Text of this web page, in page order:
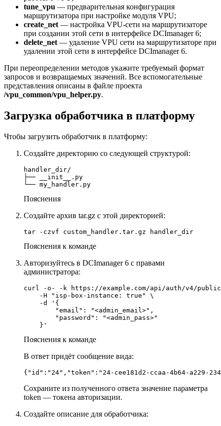
tune_vpu — предварительная конфигурация
маршрутизатора при настройке модуля VPU;
create_net — настройка VPU-сети на маршрутизаторе
при создании этой сети в интерфейсе DCImanager 6;
delete_net — удаление VPU сети на маршрутизаторе при
удалении этой сети в интерфейсе DCImanager 6.
При переопределении методов укажите требуемый формат
запросов и возвращаемых значений. Все вспомогательные
представления описаны в файле проекта
/vpu_common/vpu_helper.py.
Загрузка обработчика в платформу
Чтобы загрузить обработчик в платформу:
Создайте директорию со следующей структурой:
handler_dir/
├── __init__.py
└── my_handler.py
Пояснения
Создайте архив tar.gz с этой директорией:
tar -czvf custom_handler.tar.gz handler_dir
Пояснения к команде
Авторизуйтесь в DCImanager 6 с правами
администратора:
curl -o- -k https://example.com/api/auth/v4/
    -H "isp-box-instance: true" \
    -d '{
        "email": "<admin_email>",
        "password": "<admin_pass>"
Пояснения к команде
В ответ придёт сообщение вида:
{"id":"24","token":"24-cee181d2-ccaa-4b64-a229-
Сохраните из полученного ответа значение параметра
token — токена авторизации.
Создайте описание для обработчика: